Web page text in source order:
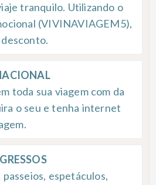
tranquilo. Utilizando o
(VIVINAVIAGEM5),
toda sua viagem com da
o seu e tenha internet
espetáculos,